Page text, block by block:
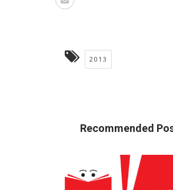
2013
Recommended